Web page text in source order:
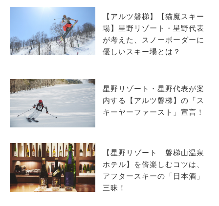
【アルツ磐梯】【猫魔スキー
場】星野リゾート・星野代表
が考えた、スノーボーダーに
優しいスキー場とは？
星野リゾート・星野代表が案
内する【アルツ磐梯】の「ス
キーヤーファースト」宣言！
【星野リゾート 磐梯山温泉
ホテル】を倍楽しむコツは、
アフタースキーの「日本酒」
三昧！
COLUMN
MAGAZINE
ABOUT SITE
サイトマップ